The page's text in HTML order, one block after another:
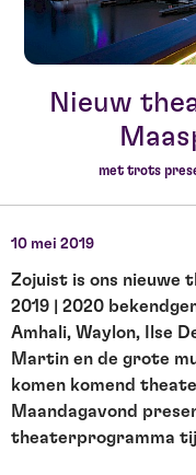
Nieuw
met trots
10 mei 2019
Zojuist is ons nieuwe
2019 | 2020
Amhali, Waylon, Ilse
Martin en de grote
komen komend
Maandagavond
theaterprogramma